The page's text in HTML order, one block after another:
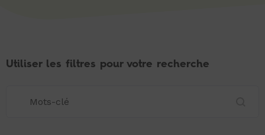
Utiliser les filtres pour votre recherche